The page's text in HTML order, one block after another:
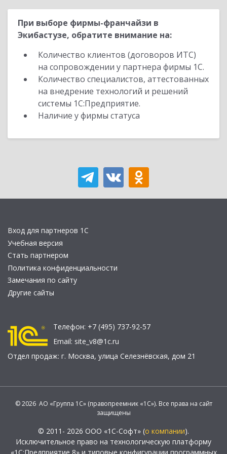
При выборе фирмы-франчайзи в
Экибастузе, обратите внимание на:
Количество клиентов (договоров ИТС)
на сопровождении у партнера фирмы 1С.
Количество специалистов, аттестованных
на внедрение технологий и решений
системы 1С:Предприятие.
Наличие у фирмы статуса
Вход для партнеров 1С
Учебная версия
Стать партнером
Политика конфиденциальности
Замечания по сайту
Другие сайты
Телефон: +7 (495) 737-92-57
Email: site_v8@1c.ru
Отдел продаж: г. Москва, улица Селезнёвская, дом 21
© 2026 АО «Группа 1С» (правопреемник «1С»). Все права на сайт
защищены
© 2011- 2026 ООО «1С-Софт» (о компании).
Исключительное право на технологическую платформу